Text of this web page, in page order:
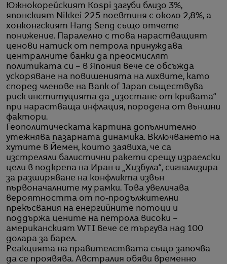
Южнокорейският Kospi загуби близо 3%,
японският Nikkei 225 поевтиня с около 2,8%, а
хонконгският Hang Seng също отчете
понижение. Паралелно с това нарастващият
ценови натиск от петрола принуждава
централните банки да преосмислят
политиката си – в Япония вече се обсъжда
ускоряване на повишенията на лихвите, като
според членове на Bank of Japan съществува
риск институцията да „изостане от кривата“
при нарастваща инфлация, породена от външни
фактори.
Геополитическата картина допълнително
утежнява пазарната динамика. Включването на
хутите в Йемен, които заявиха, че са
изстреляли балистични ракети срещу израелски
цели в подкрепа на Иран и „Хизбула“, сигнализира
за разширяване на конфликта извън
първоначалните му рамки. Това увеличава
вероятността от по-продължителни
прекъсвания на енергийните потоци и
поддържа цените на петрола високи –
американският WTI вече се търгува над 100
долара за барел.
Реакцията на правителствата също започва
да се проявява. Австралия обяви временно